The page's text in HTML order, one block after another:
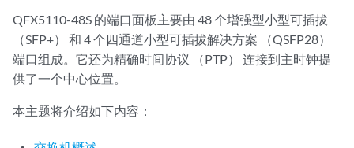
QFX5110-48S 的端口面板主要由 48 个增强型小型可插拔
（SFP+） 和 4 个四通道小型可插拔解决方案 （QSFP28）
端口组成。它还为精确时间协议 （PTP） 连接到主时钟提
供了一个中心位置。
本主题将介绍如下内容：